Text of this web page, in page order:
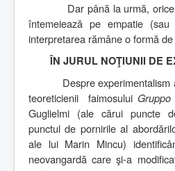
Dar până la urmă,
întemeiează pe empatie
interpretarea rămâne o formă de
ÎN JURUL NOŢIUNII DE
Despre
teoreticienii
faimosului Gruppo
Guglielmi (ale cărui puncte
punctul de pornirile al
ale lui Marin Mincu)
neovangardă care şi-a